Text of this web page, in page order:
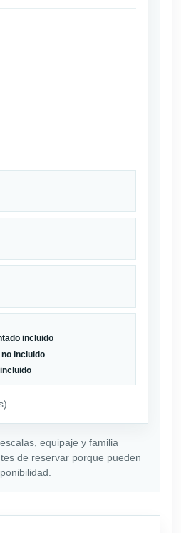
incluido
no incluido
equipaje y familia
de reservar porque pueden